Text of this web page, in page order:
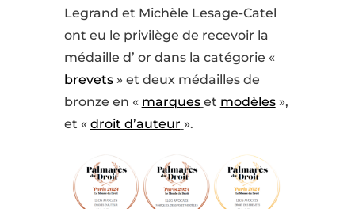
Legrand et Michèle Lesage-Catel
ont eu le privilège de recevoir la
médaille d’ or dans la catégorie «
brevets» et deux médailles de
bronze en « marques et modèles»,
et « droit d’auteur ».